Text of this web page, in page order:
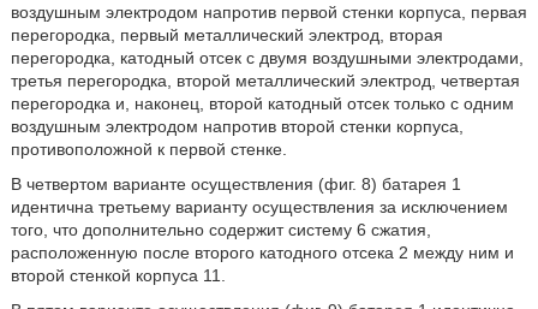
воздушным электродом напротив первой стенки корпуса, первая
перегородка, первый металлический электрод, вторая
перегородка, катодный отсек с двумя воздушными электродами,
третья перегородка, второй металлический электрод, четвертая
перегородка и, наконец, второй катодный отсек только с одним
воздушным электродом напротив второй стенки корпуса,
противоположной к первой стенке.
В четвертом варианте осуществления (фиг. 8) батарея 1
идентична третьему варианту осуществления за исключением
того, что дополнительно содержит систему 6 сжатия,
расположенную после второго катодного отсека 2 между ним и
второй стенкой корпуса 11.